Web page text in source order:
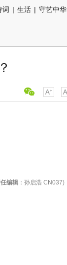
词 | 生活 | 守艺中华
编辑 ：孙启浩 CN037)